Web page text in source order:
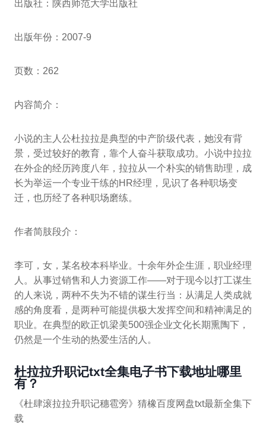
出版社：陕西师范大学出版社
出版年份：2007-9
页数：262
内容简介：
小说的主人公杜拉拉是典型的中产阶级代表，她没有背
景，受过较好的教育，靠个人奋斗获取成功。小说中拉拉
在外企的经历跨度八年，拉拉从一个朴实的销售助理，成
长为举运一个专业干练的HR经理，见识了各种职场变
迁，也历经了各种职场磨练。
作者简肢段介：
李可，女，某名校本科毕业。十余年外企生涯，职业经理
人。从事过销售和人力资源工作——对于现今以打工谋生
的人来说，两种不失为不错的谋生行当：从满足人类成就
感的角度看，是两种可能提供极大发挥空间和精神满足的
职业。在典型的欧正饥梁美500强企业文化长期熏陶下，
仍然是一个生动的热爱生活的人。
杜拉拉升职记txt全集电子书下载地址哪里
有？
《杜肆滚拉拉升职记穗雹旁》猜橡百度网盘txt最新全集下
载